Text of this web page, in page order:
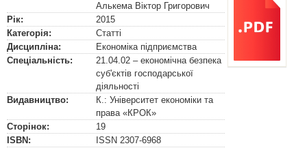
Алькема Віктор Григорович
Рік:
2015
Категорія:
Статті
Дисципліна:
Економіка підприємства
Спеціальність:
21.04.02 – економічна безпека
суб'єктів господарської
діяльності
Видавництво:
К.: Університет економіки та
права «КРОК»
Сторінок:
19
ISBN:
ISSN 2307-6968